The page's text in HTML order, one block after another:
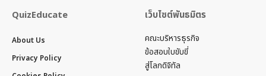
QuizEducate
About Us
Privacy Policy
เว็บไซต์พันธมิตร
คณะบริหารธุรกิจ
ข้อสอบใบขับขี่
สู่โลกดิจิทัล